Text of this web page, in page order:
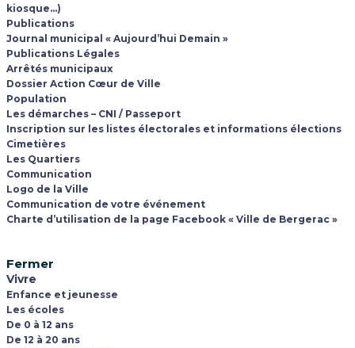
kiosque…)
Publications
Journal municipal « Aujourd’hui Demain »
Publications Légales
Arrêtés municipaux
Dossier Action Cœur de Ville
Population
Les démarches – CNI / Passeport
Inscription sur les listes électorales et informations élections
Cimetières
Les Quartiers
Communication
Logo de la Ville
Communication de votre événement
Charte d’utilisation de la page Facebook « Ville de Bergerac »
Fermer
Vivre
Enfance et jeunesse
Les écoles
De 0 à 12 ans
De 12 à 20 ans